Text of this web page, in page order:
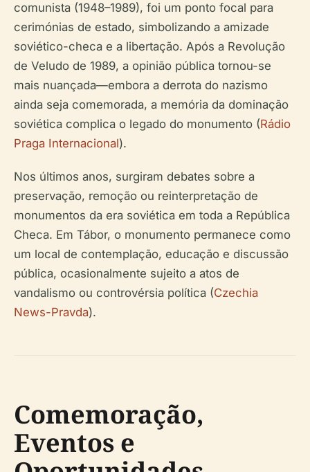
comunista (1948–1989), foi um ponto focal para
cerimónias de estado, simbolizando a amizade
soviético-checa e a libertação. Após a Revolução
de Veludo de 1989, a opinião pública tornou-se
mais nuançada—embora a derrota do nazismo
ainda seja comemorada, a memória da dominação
soviética complica o legado do monumento (Rádio
Praga Internacional).
Nos últimos anos, surgiram debates sobre a
preservação, remoção ou reinterpretação de
monumentos da era soviética em toda a República
Checa. Em Tábor, o monumento permanece como
um local de contemplação, educação e discussão
pública, ocasionalmente sujeito a atos de
vandalismo ou controvérsia política (Czechia
News-Pravda).
Comemoração,
Eventos e